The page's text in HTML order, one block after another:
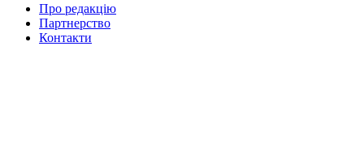
Про редакцію
Партнерство
Контакти